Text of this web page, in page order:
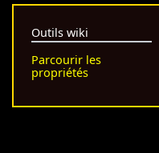
Outils wiki
Parcourir les
propriétés